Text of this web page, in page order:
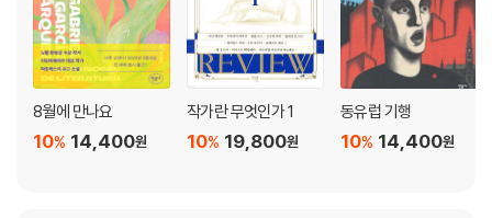
8월에 만나요
14,400원
10%
작가란 무엇인가 1
19,800원
10%
동유럽 기행
14,400원
10%